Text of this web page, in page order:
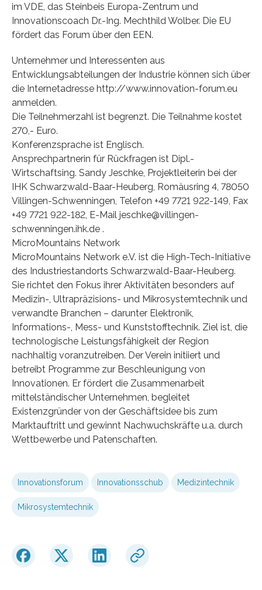
im VDE, das Steinbeis Europa-Zentrum und
Innovationscoach Dr.-Ing. Mechthild Wolber. Die EU
fördert das Forum über den EEN.
Unternehmer und Interessenten aus
Entwicklungsabteilungen der Industrie können sich über
die Internetadresse http://www.innovation-forum.eu
anmelden.
Die Teilnehmerzahl ist begrenzt. Die Teilnahme kostet
270,- Euro.
Konferenzsprache ist Englisch.
Ansprechpartnerin für Rückfragen ist Dipl.-
Wirtschaftsing. Sandy Jeschke, Projektleiterin bei der
IHK Schwarzwald-Baar-Heuberg, Romäusring 4, 78050
Villingen-Schwenningen, Telefon +49 7721 922-149, Fax
+49 7721 922-182, E-Mail jeschke@villingen-
schwenningen.ihk.de .
MicroMountains Network
MicroMountains Network e.V. ist die High-Tech-Initiative
des Industriestandorts Schwarzwald-Baar-Heuberg.
Sie richtet den Fokus ihrer Aktivitäten besonders auf
Medizin-, Ultrapräzisions- und Mikrosystemtechnik und
verwandte Branchen – darunter Elektronik,
Informations-, Mess- und Kunststofftechnik. Ziel ist, die
technologische Leistungsfähigkeit der Region
nachhaltig voranzutreiben. Der Verein initiiert und
betreibt Programme zur Beschleunigung von
Innovationen. Er fördert die Zusammenarbeit
mittelständischer Unternehmen, begleitet
Existenzgründer von der Geschäftsidee bis zum
Marktauftritt und gewinnt Nachwuchskräfte u.a. durch
Wettbewerbe und Patenschaften.
Innovationsforum Innovationsschub Medizintechnik
Mikrosystemtechnik